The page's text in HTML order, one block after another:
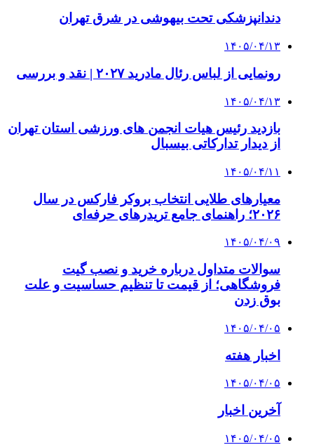
دندانپزشکی تحت بیهوشی در شرق تهران
۱۴۰۵/۰۴/۱۳
رونمایی از لباس رئال مادرید ۲۰۲۷ | نقد و بررسی
۱۴۰۵/۰۴/۱۳
بازدید رئیس هیات انجمن های ورزشی استان تهران
از دیدار تدارکاتی بیسبال
۱۴۰۵/۰۴/۱۱
معیارهای طلایی انتخاب بروکر فارکس در سال
۲۰۲۶؛ راهنمای جامع تریدرهای حرفه‌ای
۱۴۰۵/۰۴/۰۹
سوالات متداول درباره خرید و نصب گیت
فروشگاهی؛ از قیمت تا تنظیم حساسیت و علت
بوق زدن
۱۴۰۵/۰۴/۰۵
اخبار هفته
۱۴۰۵/۰۴/۰۵
آخرین اخبار
۱۴۰۵/۰۴/۰۵